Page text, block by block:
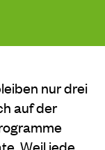
nur drei
auf der
Weil jede